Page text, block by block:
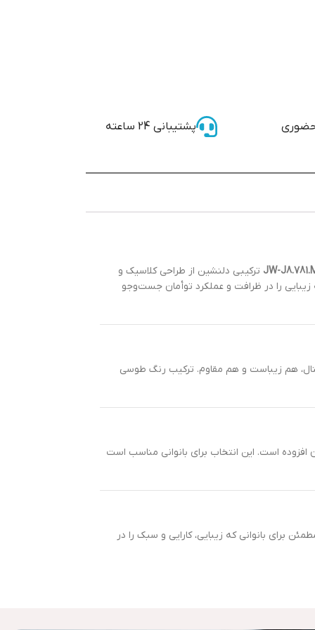
پشتیبانی 24 ساعته
ترکیبی دلنشین از طراحی کلاسیک و
را در ظرافت و عملکرد توأمان جست‌وجو
و شخصیت شماست. با قاب ۲۷ میلی‌متری از استیل ضد حساسیت ۳۱۶ و شیشه هارد کریستال، هم زیباست و هم مقاوم. ترکیب رنگ طوسی
طراحی آن افزوده است. این انتخاب برای بانوانی مناسب است
برای بانوانی که زیبایی، کارایی و سبک را در